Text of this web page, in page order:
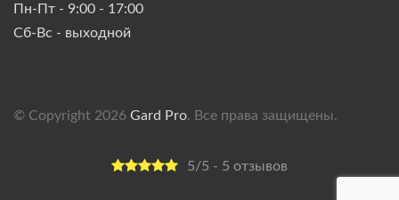
Пн-Пт - 9:00 - 17:00
Сб-Вс - выходной
© Copyright 2026 Gard Pro. Все права защищены.
5/5 - 5 отзывов